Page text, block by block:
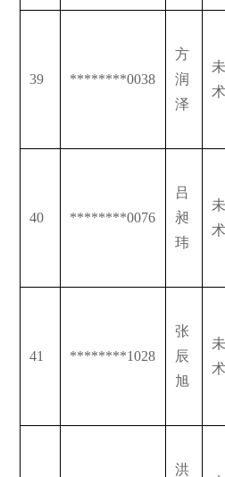
39 ********0038
方
润
泽
40 ********0076
吕
昶
玮
41 ********1028
张
辰
旭
洪